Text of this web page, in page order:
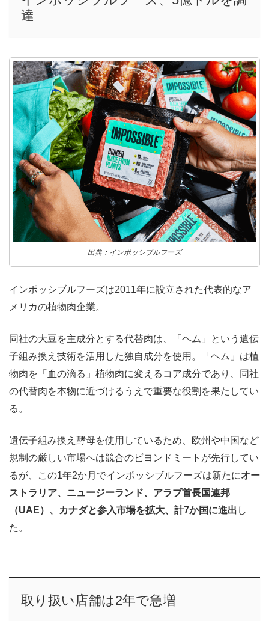
達
出典：インポッシブルフーズ
インポッシブルフーズは2011年に設立された代表的なア
メリカの植物肉企業。
同社の大豆を主成分とする代替肉は、「ヘム」という遺伝
子組み換え技術を活用した独自成分を使用。「ヘム」は植
物肉を「血の滴る」植物肉に変えるコア成分であり、同社
の代替肉を本物に近づけるうえで重要な役割を果たしてい
る。
遺伝子組み換え酵母を使用しているため、欧州や中国など
規制の厳しい市場へは競合のビヨンドミートが先行してい
るが、この1年2か月でインポッシブルフーズは新たにオー
ストラリア、ニュージーランド、アラブ首長国連邦
（UAE）、カナダと参入市場を拡大、計7か国に進出 し
た。
取り扱い店舗は2年で急増